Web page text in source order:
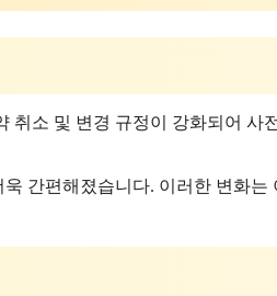
취소 및 변경 규정이 강화되어 사
간편해졌습니다. 이러한 변화는